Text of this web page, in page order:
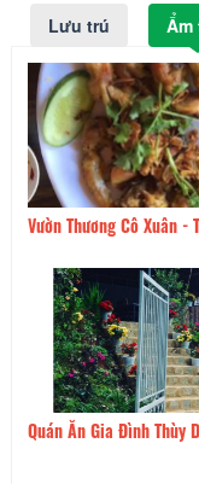
Lưu trú
Vườn Thương Cô Xuân -
Quán Ăn Gia Đình Thùy